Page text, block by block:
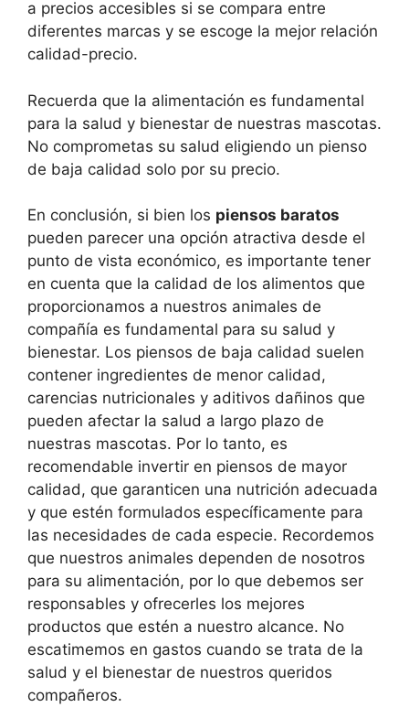
a precios accesibles si se compara entre
diferentes marcas y se escoge la mejor relación
calidad-precio.
Recuerda que la alimentación es fundamental
para la salud y bienestar de nuestras mascotas.
No comprometas su salud eligiendo un pienso
de baja calidad solo por su precio.
En conclusión, si bien los piensos baratos
pueden parecer una opción atractiva desde el
punto de vista económico, es importante tener
en cuenta que la calidad de los alimentos que
proporcionamos a nuestros animales de
compañía es fundamental para su salud y
bienestar. Los piensos de baja calidad suelen
contener ingredientes de menor calidad,
carencias nutricionales y aditivos dañinos que
pueden afectar la salud a largo plazo de
nuestras mascotas. Por lo tanto, es
recomendable invertir en piensos de mayor
calidad, que garanticen una nutrición adecuada
y que estén formulados específicamente para
las necesidades de cada especie. Recordemos
que nuestros animales dependen de nosotros
para su alimentación, por lo que debemos ser
responsables y ofrecerles los mejores
productos que estén a nuestro alcance. No
escatimemos en gastos cuando se trata de la
salud y el bienestar de nuestros queridos
compañeros.